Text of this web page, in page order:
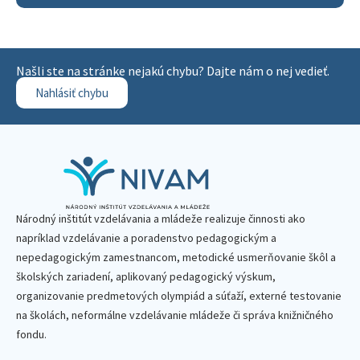
Našli ste na stránke nejakú chybu? Dajte nám o nej vedieť.
Nahlásiť chybu
Národný inštitút vzdelávania a mládeže realizuje činnosti ako
napríklad vzdelávanie a poradenstvo pedagogickým a
nepedagogickým zamestnancom, metodické usmerňovanie škôl a
školských zariadení, aplikovaný pedagogický výskum,
organizovanie predmetových olympiád a súťaží, externé testovanie
na školách, neformálne vzdelávanie mládeže či správa knižničného
fondu.